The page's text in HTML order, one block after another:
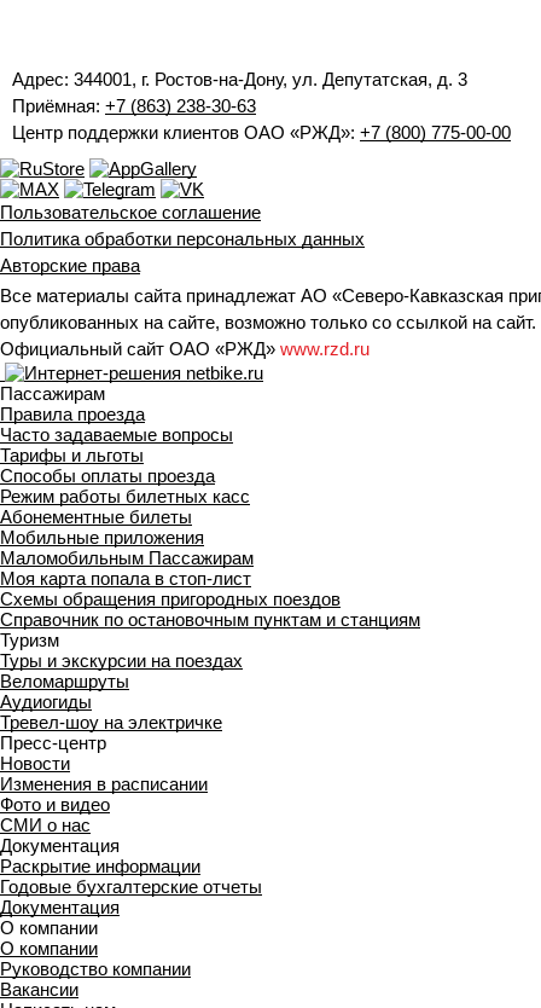
Адрес: 344001, г. Ростов-на-Дону, ул. Депутатская, д. 3
Приёмная: +7 (863) 238-30-63
Центр поддержки клиентов ОАО «РЖД»: +7 (800) 775-00-00
Пользовательское соглашение
Политика обработки персональных данных
Авторские права
Все материалы сайта принадлежат АО «Северо-Кавказская
опубликованных на сайте, возможно только со ссылкой на сайт.
Официальный сайт ОАО «РЖД» www.rzd.ru
Пассажирам
Правила проезда
Часто задаваемые вопросы
Тарифы и льготы
Способы оплаты проезда
Режим работы билетных касс
Абонементные билеты
Мобильные приложения
Маломобильным Пассажирам
Моя карта попала в стоп-лист
Cхемы обращения пригородных поездов
Справочник по остановочным пунктам и станциям
Туризм
Туры и экскурсии на поездах
Веломаршруты
Аудиогиды
Тревел-шоу на электричке
Пресс-центр
Новости
Изменения в расписании
Фото и видео
СМИ о нас
Документация
Раскрытие информации
Годовые бухгалтерские отчеты
Документация
О компании
О компании
Руководство компании
Вакансии